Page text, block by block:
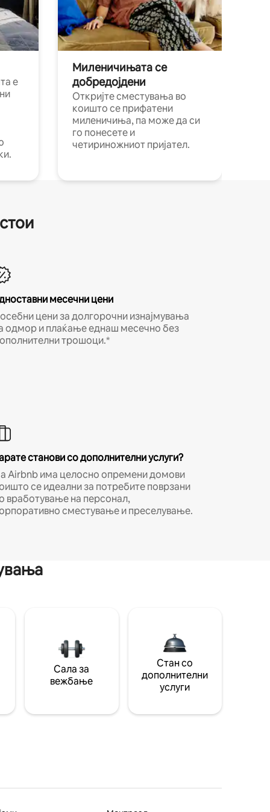
е
Миленичињата се
добредојдени
Откријте сместувања во
коишто се прифатени
миленичиња, па може да си
го понесете и
четириножниот пријател.
месечни цени
цени за долгорочни изнајмувања
одмор и плаќање еднаш месечно без
трошоци.*
станови со дополнителни услуги?
Airbnb има целосно опремени домови
се идеални за потребите поврзани
вработување на персонал,
сместување и преселување.
Сала за
вежбање
Стан со
дополнителни
услуги